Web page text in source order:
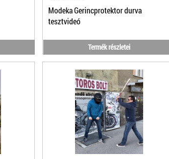
Modeka Gerincprotektor durva
tesztvideó
Termék részletei